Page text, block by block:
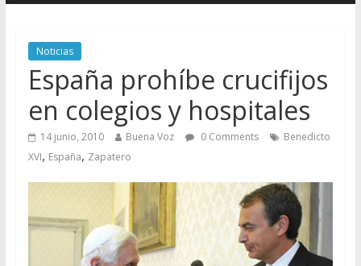
Noticias
España prohíbe crucifijos
en colegios y hospitales
14 junio, 2010 Buena Voz 0 Comments
Benedicto
XVI, España, Zapatero